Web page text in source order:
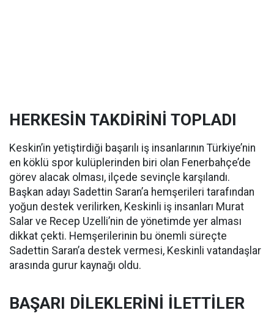
HERKESİN TAKDİRİNİ TOPLADI
Keskin’in yetiştirdiği başarılı iş insanlarının Türkiye’nin
en köklü spor kulüplerinden biri olan Fenerbahçe’de
görev alacak olması, ilçede sevinçle karşılandı.
Başkan adayı Sadettin Saran’a hemşerileri tarafından
yoğun destek verilirken, Keskinli iş insanları Murat
Salar ve Recep Uzelli’nin de yönetimde yer alması
dikkat çekti. Hemşerilerinin bu önemli süreçte
Sadettin Saran’a destek vermesi, Keskinli vatandaşlar
arasında gurur kaynağı oldu.
BAŞARI DİLEKLERİNİ İLETTİLER